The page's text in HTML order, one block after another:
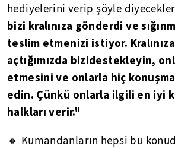
hediyelerini verip şöyle
bizi kralınıza gönderdi ve
teslim etmenizi istiyor.
açtığımızda bizidestekleyin,
etmesini ve onlarla hiç
edin. Çünkü onlarla ilgili en iyi
halkları verir."
🔸 Kumandanların hepsi bu